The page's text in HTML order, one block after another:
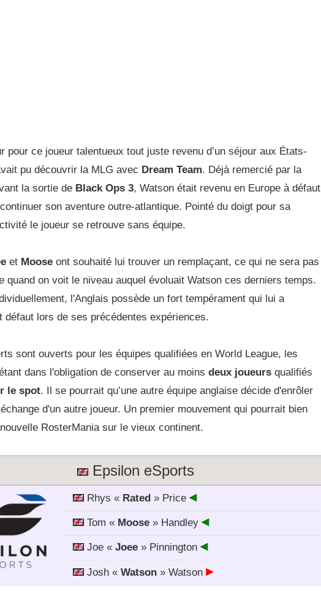
pour ce joueur talentueux tout juste revenu d’un séjour aux États-
pu découvrir la MLG avec Dream Team. Déjà remercié par la
la sortie de Black Ops 3, Watson était revenu en Europe à défaut
son aventure outre-atlantique. Pointé du doigt pour sa
le joueur se retrouve sans équipe.
et Moose ont souhaité lui trouver un remplaçant, ce qui ne sera pas
quand on voit le niveau auquel évoluait Watson ces derniers temps.
l'Anglais possède un fort tempérament qui lui a
défaut lors de ses précédentes expériences.
sont ouverts pour les équipes qualifiées en World League, les
dans l'obligation de conserver au moins deux joueurs qualifiés
le spot. Il se pourrait qu’une autre équipe anglaise décide d'enrôler
d'un autre joueur. Un premier mouvement qui pourrait bien
RosterMania sur le vieux continent.
Epsilon eSports
Rhys « Rated » Price
Tom « Moose » Handley
Joe « Joee » Pinnington
Josh « Watson » Watson